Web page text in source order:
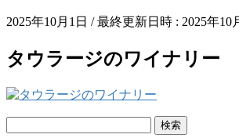
2025年10月1日 / 最終更新日時 : 2025年10
タウラージのワイナリー